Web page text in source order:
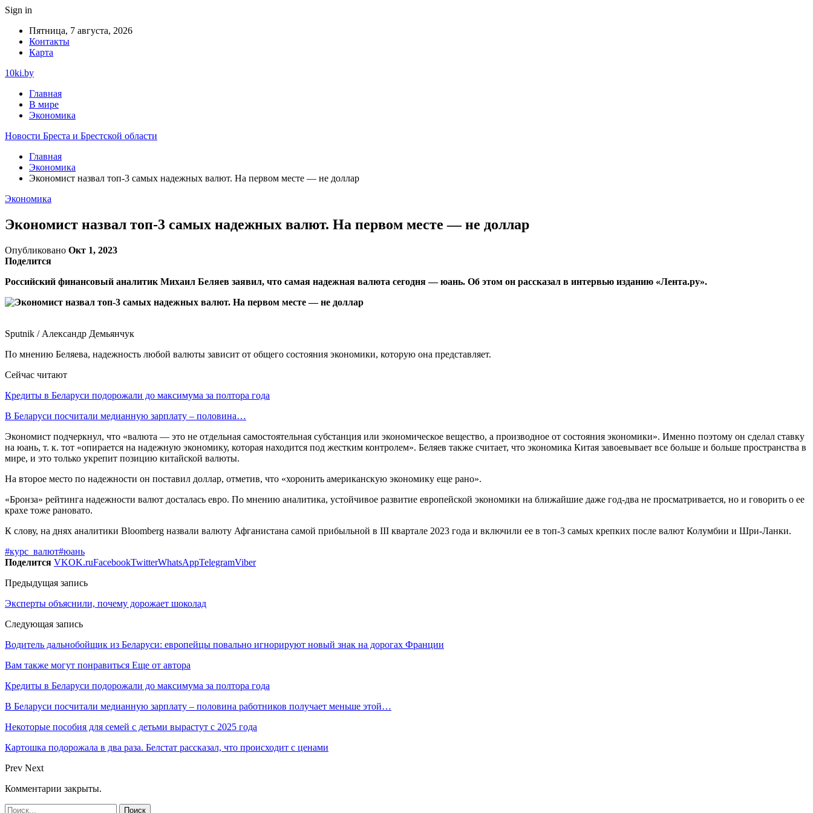
Sign in
Пятница, 7 августа, 2026
Контакты
Карта
10ki.by
Главная
В мире
Экономика
Новости Бреста и Брестской области
Главная
Экономика
Экономист назвал топ-3 самых надежных валют. На первом месте — не доллар
Экономика
Экономист назвал топ-3 самых надежных валют. На первом месте — не доллар
Опубликовано Окт 1, 2023
Поделится
Российский финансовый аналитик Михаил Беляев заявил, что самая надежная валюта сегодня — юань. Об этом он рассказал в интервью изданию «Лента.ру».
Sputnik / Александр Демьянчук
По мнению Беляева, надежность любой валюты зависит от общего состояния экономики, которую она представляет.
Сейчас читают
Кредиты в Беларуси подорожали до максимума за полтора года
В Беларуси посчитали медианную зарплату – половина…
Экономист подчеркнул, что «валюта — это не отдельная самостоятельная субстанция или экономическое вещество, а производное от состояния экономики». Именно поэтому он сделал ставку
на юань, т. к. тот «опирается на надежную экономику, которая находится под жестким контролем». Беляев также считает, что экономика Китая завоевывает все больше и больше пространства в
мире, и это только укрепит позицию китайской валюты.
На второе место по надежности он поставил доллар, отметив, что «хоронить американскую экономику еще рано».
«Бронза» рейтинга надежности валют досталась евро. По мнению аналитика, устойчивое развитие европейской экономики на ближайшие даже год-два не просматривается, но и говорить о ее
крахе тоже рановато.
К слову, на днях аналитики Bloomberg назвали валюту Афганистана самой прибыльной в III квартале 2023 года и включили ее в топ-3 самых крепких после валют Колумбии и Шри-Ланки.
#курс_валют#юань
Поделится VKOK.ruFacebookTwitterWhatsAppTelegramViber
Предыдущая запись
Эксперты объяснили, почему дорожает шоколад
Следующая запись
Водитель дальнобойщик из Беларуси: европейцы повально игнорируют новый знак на дорогах Франции
Вам также могут понравиться Еще от автора
Кредиты в Беларуси подорожали до максимума за полтора года
В Беларуси посчитали медианную зарплату – половина работников получает меньше этой…
Некоторые пособия для семей с детьми вырастут с 2025 года
Картошка подорожала в два раза. Белстат рассказал, что происходит с ценами
Prev Next
Комментарии закрыты.